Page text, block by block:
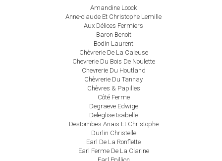
Amandine Loock
Anne-claude Et Christophe Lemille
Aux Délices Fermiers
Baron Benoit
Bodin Laurent
Chèvrerie De La Caleuse
Chevrerie Du Bois De Noulette
Chevrerie Du Houtland
Chèvrerie Du Tannay
Chèvres & Papilles
Côté Ferme
Degraeve Edwige
Deleglise Isabelle
Destombes Anaïs Et Christophe
Durlin Christelle
Earl De La Ronflette
Earl Ferme De La Clarine